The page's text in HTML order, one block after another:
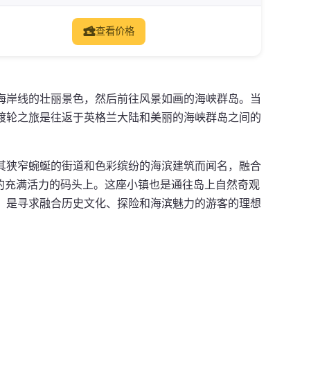
查看价格
线的壮丽景色，然后前往风景如画的海峡群岛。当
之旅是往返于英格兰大陆和美丽的海峡群岛之间的
窄蜿蜒的街道和色彩缤纷的海滨建筑而闻名，融合
满活力的码头上。这座小镇也是通往岛上自然奇观
寻求融合历史文化、探险和海滨魅力的游客的理想